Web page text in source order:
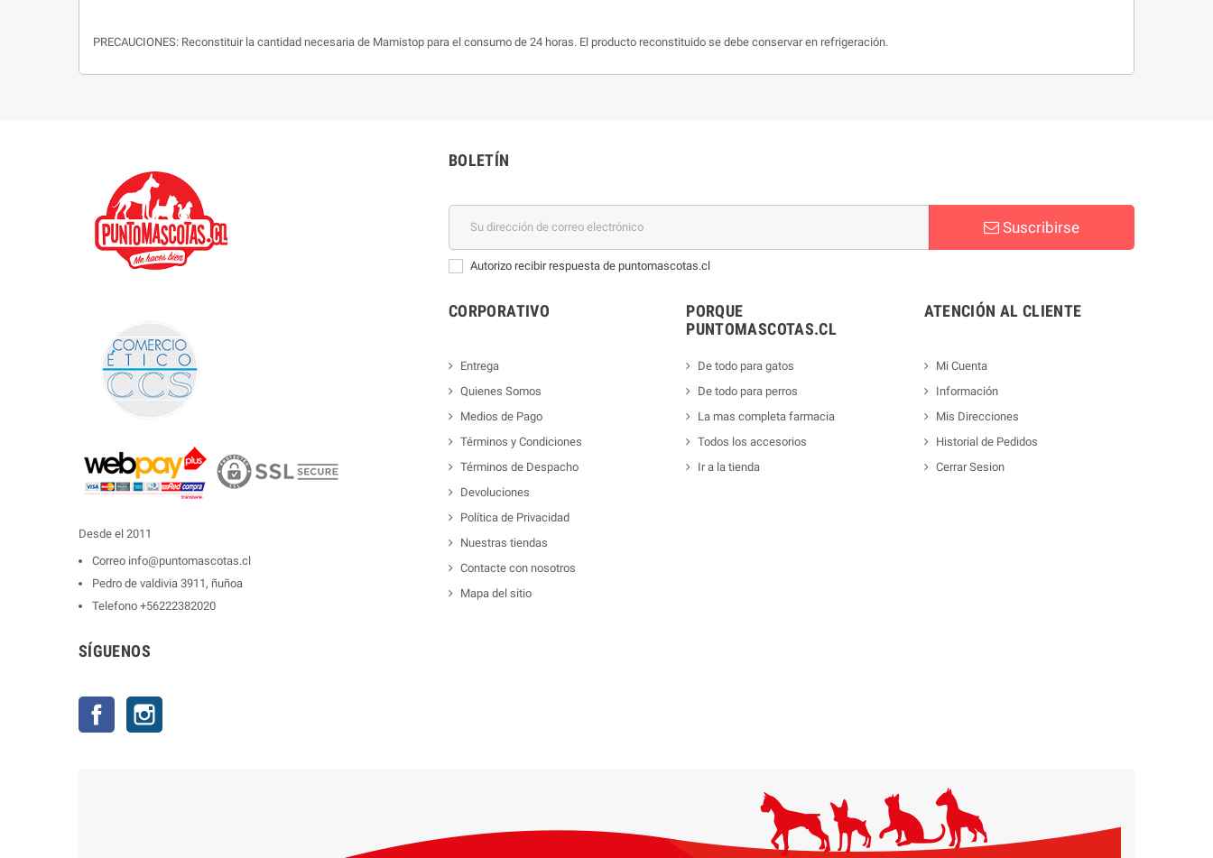
PRECAUCIONES: Reconstituir la cantidad necesaria de Mamistop para el consumo de 24 horas. El producto reconstituido se debe conservar en refrigeración.
Desde el 2011
Correo info@puntomascotas.cl
Pedro de valdivia 3911, ñuñoa
Telefono +56222382020
SÍGUENOS
Facebook
BOLETÍN
Suscribirse
Autorizo recibir respuesta de puntomascotas.cl
CORPORATIVO
Entrega
Quienes Somos
Medios de Pago
Términos y Condiciones
Términos de Despacho
Devoluciones
Política de Privacidad
Nuestras tiendas
Contacte con nosotros
Mapa del sitio
PORQUE
PUNTOMASCOTAS.CL
De todo para gatos
De todo para perros
La mas completa farmacia
Todos los accesorios
Ir a la tienda
ATENCIÓN AL CLIENTE
Mi Cuenta
Información
Mis Direcciones
Historial de Pedidos
Cerrar Sesion